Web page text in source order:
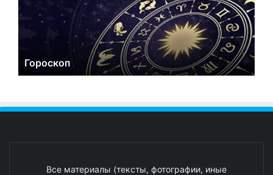
Гороскоп
Все материалы (тексты, фотографии, иные